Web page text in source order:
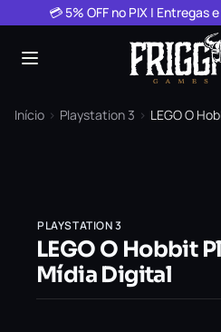
Pular para o conteúdo
💳 5% OFF no PIX | Entregas
Início › Playstation 3 › LEGO O
PLAYSTATION 3
LEGO O Hobbit
Mídia Digital